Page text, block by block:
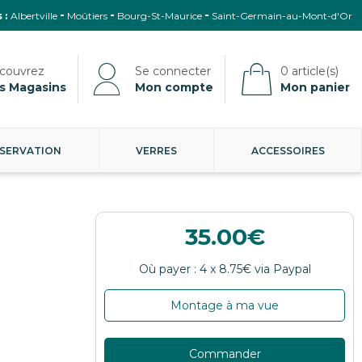
: Albertville Moûtiers Bourg-St-Maurice Saint-Germain-au-Mont-d'Or
Magasins Mon compte Mon panier
VERRES ACCESSOIRES
35.00
Montage à ma vue
Commander